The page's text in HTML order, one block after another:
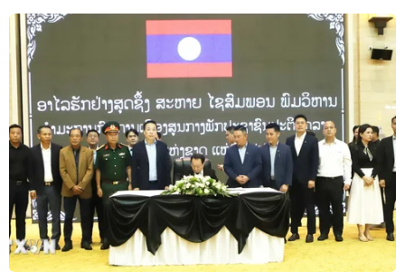
Thúc đẩy văn hóa đối thoại, đoàn kết và
đồng thuận tại Hội đồng Bảo an
01/05/2021 01:50
Thứ trưởng Bộ Ngoại giao Đặng Hoàng Giang đã trao
đổi với báo chí về những kết quả đạt được trong tháng
Chủ tịch Hội đồng Bảo an lần này cũng như những hoạt
động sắp tới của Việt Nam.